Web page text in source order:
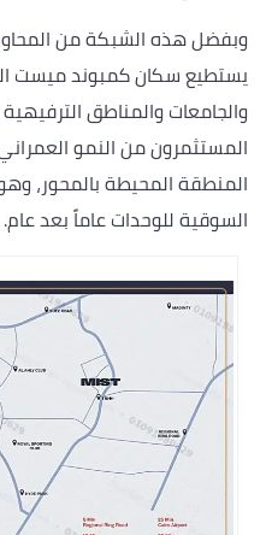
وبفضل هذه الشبكة من المحاور
يستطيع سكان كمبوند ميست
والجامعات والمناطق
المستثمرون من النمو
المنطقة المحيطة بالمحور،
السوقية للوحدات عاماً بعد عام.